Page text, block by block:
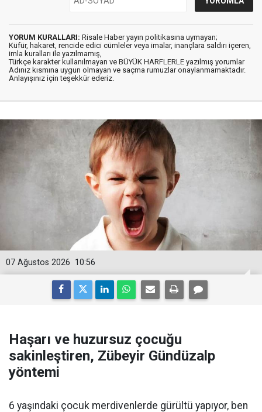
YORUM KURALLARI: Risale Haber yayın politikasına uymayan;
Küfür, hakaret, rencide edici cümleler veya imalar, inançlara saldırı içeren,
imla kuralları ile yazılmamış,
Türkçe karakter kullanılmayan ve BÜYÜK HARFLERLE yazılmış yorumlar
Adınız kısmına uygun olmayan ve saçma rumuzlar onaylanmamaktadır.
Anlayışınız için teşekkür ederiz.
10:56
07 Ağustos 2026
Haşarı ve huzursuz çocuğu
sakinleştiren, Zübeyir Gündüzalp
yöntemi
6 yaşındaki çocuk merdivenlerde gürültü yapıyor, ben